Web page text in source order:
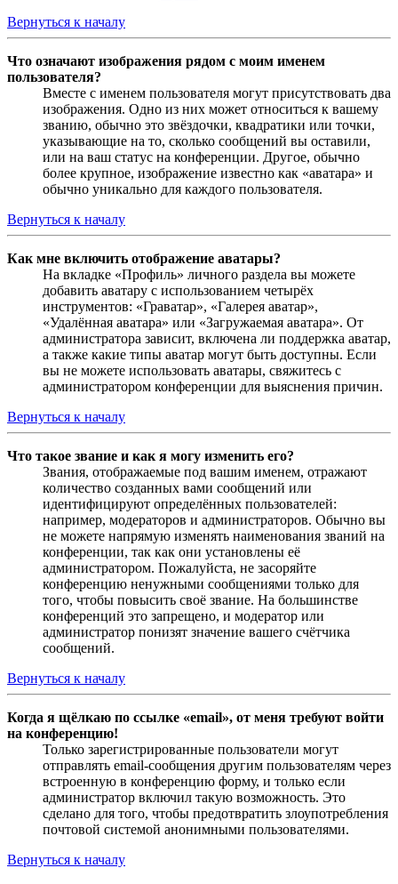
Вернуться к началу
Что означают изображения рядом с моим именем
пользователя?
Вместе с именем пользователя могут присутствовать два
изображения. Одно из них может относиться к вашему
званию, обычно это звёздочки, квадратики или точки,
указывающие на то, сколько сообщений вы оставили,
или на ваш статус на конференции. Другое, обычно
более крупное, изображение известно как «аватара» и
обычно уникально для каждого пользователя.
Вернуться к началу
Как мне включить отображение аватары?
На вкладке «Профиль» личного раздела вы можете
добавить аватару с использованием четырёх
инструментов: «Граватар», «Галерея аватар»,
«Удалённая аватара» или «Загружаемая аватара». От
администратора зависит, включена ли поддержка аватар,
а также какие типы аватар могут быть доступны. Если
вы не можете использовать аватары, свяжитесь с
администратором конференции для выяснения причин.
Вернуться к началу
Что такое звание и как я могу изменить его?
Звания, отображаемые под вашим именем, отражают
количество созданных вами сообщений или
идентифицируют определённых пользователей:
например, модераторов и администраторов. Обычно вы
не можете напрямую изменять наименования званий на
конференции, так как они установлены её
администратором. Пожалуйста, не засоряйте
конференцию ненужными сообщениями только для
того, чтобы повысить своё звание. На большинстве
конференций это запрещено, и модератор или
администратор понизят значение вашего счётчика
сообщений.
Вернуться к началу
Когда я щёлкаю по ссылке «email», от меня требуют войти
на конференцию!
Только зарегистрированные пользователи могут
отправлять email-сообщения другим пользователям через
встроенную в конференцию форму, и только если
администратор включил такую возможность. Это
сделано для того, чтобы предотвратить злоупотребления
почтовой системой анонимными пользователями.
Вернуться к началу